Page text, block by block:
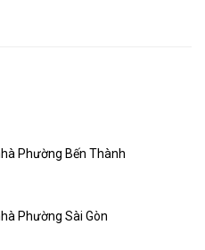
Phường Bến Thành
Phường Sài Gòn